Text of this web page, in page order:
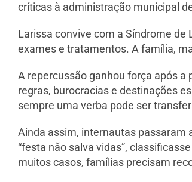
críticas à administração municipal
Larissa convive com a Síndrome
exames e tratamentos. A família,
A repercussão ganhou força após a
regras, burocracias e destinações
sempre uma verba pode ser
Ainda assim, internautas passaram
“festa não salva vidas”,
muitos casos, famílias precisam